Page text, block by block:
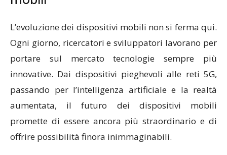
L’evoluzione dei dispositivi mobili non si ferma qui.
Ogni giorno, ricercatori e sviluppatori lavorano per
portare sul mercato tecnologie sempre più
innovative. Dai dispositivi pieghevoli alle reti 5G,
passando per l’intelligenza artificiale e la realtà
aumentata, il futuro dei dispositivi mobili
promette di essere ancora più straordinario e di
offrire possibilità finora inimmaginabili.